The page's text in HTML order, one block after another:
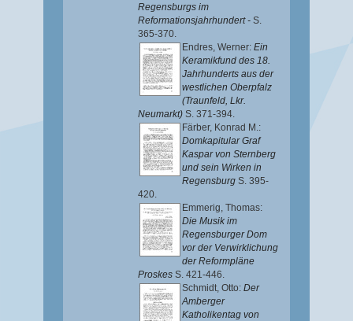
Regensburgs im
Reformationsjahrhundert - S.
365-370.
Endres, Werner: Ein
Keramikfund des 18.
Jahrhunderts aus der
westlichen Oberpfalz
(Traunfeld, Lkr.
Neumarkt) S. 371-394.
Färber, Konrad M.:
Domkapitular Graf
Kaspar von Sternberg
und sein Wirken in
Regensburg S. 395-
420.
Emmerig, Thomas:
Die Musik im
Regensburger Dom
vor der Verwirklichung
der Reformpläne
Proskes S. 421-446.
Schmidt, Otto: Der
Amberger
Katholikentag von